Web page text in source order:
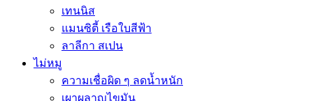
เทนนิส
แมนซิตี้ เรือใบสีฟ้า
ลาลีกา สเปน
ไม่หมู
ความเชื่อผิด ๆ ลดน้ำหนัก
เผาผลาญไขมัน